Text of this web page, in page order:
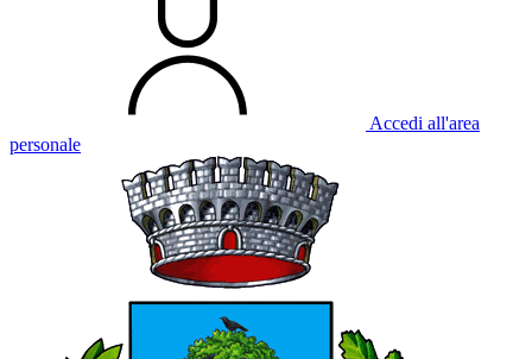
Accedi all'area
personale